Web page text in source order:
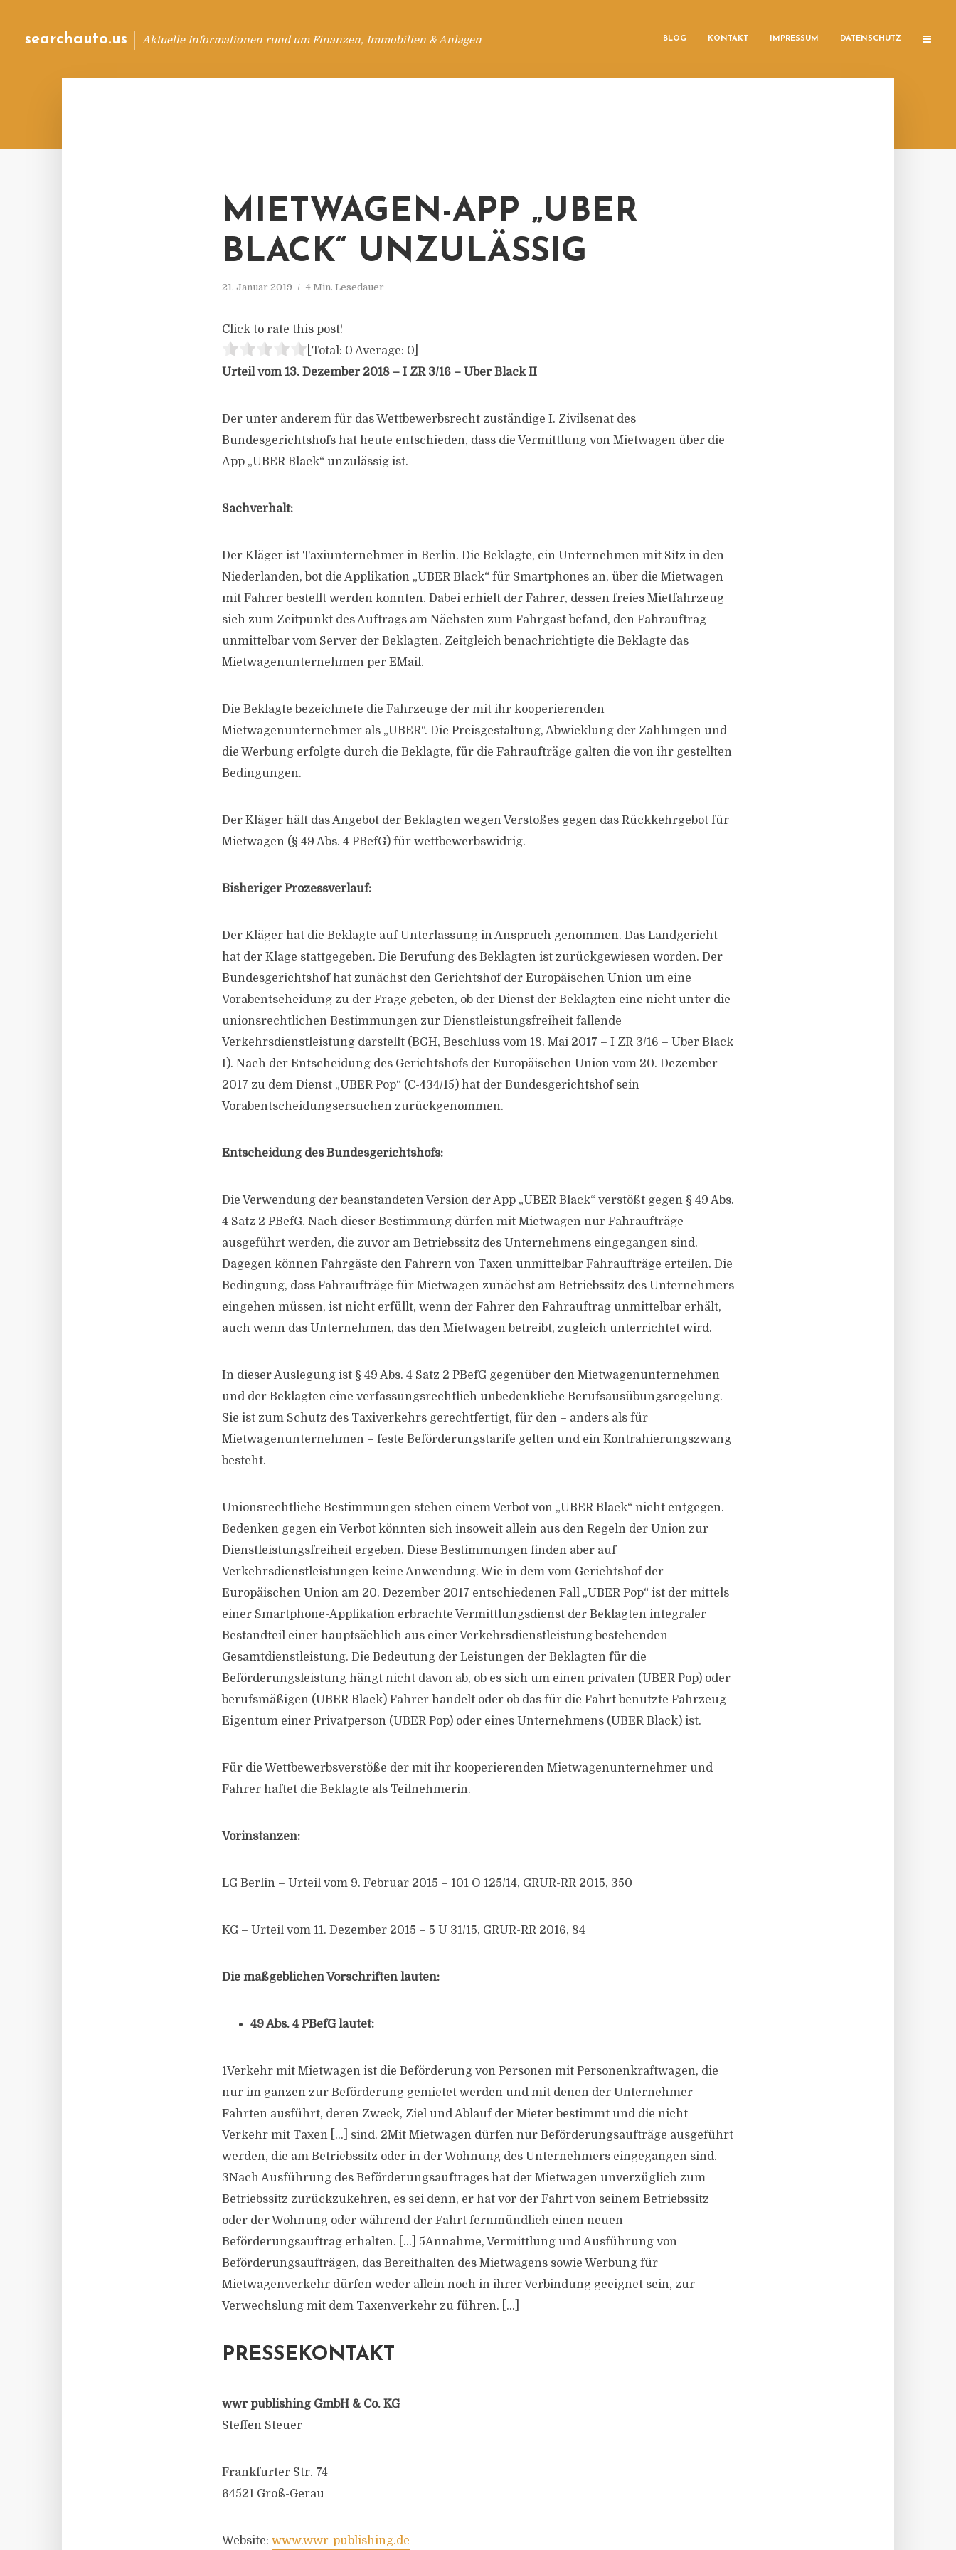
searchauto.us Aktuelle Informationen rund um Finanzen, Immobilien & Anlagen BLOG KONTAKT IMPRESSUM DATENSCHUTZ
MIETWAGEN-APP „UBER
BLACK“ UNZULÄSSIG
21. Januar 2019 4 Min. Lesedauer
Click to rate this post!
[Total: 0 Average: 0
Urteil vom 13. Dezember 2018 – I ZR 3/16 – Uber Black II
Der unter anderem für das Wettbewerbsrecht zuständige I. Zivilsenat des
Bundesgerichtshofs hat heute entschieden, dass die Vermittlung von Mietwagen über die
App „UBER Black“ unzulässig ist.
Sachverhalt:
Der Kläger ist Taxiunternehmer in Berlin. Die Beklagte, ein Unternehmen mit Sitz in den
Niederlanden, bot die Applikation „UBER Black“ für Smartphones an, über die Mietwagen
mit Fahrer bestellt werden konnten. Dabei erhielt der Fahrer, dessen freies Mietfahrzeug
sich zum Zeitpunkt des Auftrags am Nächsten zum Fahrgast befand, den Fahrauftrag
unmittelbar vom Server der Beklagten. Zeitgleich benachrichtigte die Beklagte das
Mietwagenunternehmen per EMail.
Die Beklagte bezeichnete die Fahrzeuge der mit ihr kooperierenden
Mietwagenunternehmer als „UBER“. Die Preisgestaltung, Abwicklung der Zahlungen und
die Werbung erfolgte durch die Beklagte, für die Fahraufträge galten die von ihr gestellten
Bedingungen.
Der Kläger hält das Angebot der Beklagten wegen Verstoßes gegen das Rückkehrgebot für
Mietwagen (§ 49 Abs. 4 PBefG) für wettbewerbswidrig.
Bisheriger Prozessverlauf:
Der Kläger hat die Beklagte auf Unterlassung in Anspruch genommen. Das Landgericht
hat der Klage stattgegeben. Die Berufung des Beklagten ist zurückgewiesen worden. Der
Bundesgerichtshof hat zunächst den Gerichtshof der Europäischen Union um eine
Vorabentscheidung zu der Frage gebeten, ob der Dienst der Beklagten eine nicht unter die
unionsrechtlichen Bestimmungen zur Dienstleistungsfreiheit fallende
Verkehrsdienstleistung darstellt (BGH, Beschluss vom 18. Mai 2017 – I ZR 3/16 – Uber Black
I). Nach der Entscheidung des Gerichtshofs der Europäischen Union vom 20. Dezember
2017 zu dem Dienst „UBER Pop“ (C-434/15) hat der Bundesgerichtshof sein
Vorabentscheidungsersuchen zurückgenommen.
Entscheidung des Bundesgerichtshofs:
Die Verwendung der beanstandeten Version der App „UBER Black“ verstößt gegen § 49 Abs.
4 Satz 2 PBefG. Nach dieser Bestimmung dürfen mit Mietwagen nur Fahraufträge
ausgeführt werden, die zuvor am Betriebssitz des Unternehmens eingegangen sind.
Dagegen können Fahrgäste den Fahrern von Taxen unmittelbar Fahraufträge erteilen. Die
Bedingung, dass Fahraufträge für Mietwagen zunächst am Betriebssitz des Unternehmers
eingehen müssen, ist nicht erfüllt, wenn der Fahrer den Fahrauftrag unmittelbar erhält,
auch wenn das Unternehmen, das den Mietwagen betreibt, zugleich unterrichtet wird.
In dieser Auslegung ist § 49 Abs. 4 Satz 2 PBefG gegenüber den Mietwagenunternehmen
und der Beklagten eine verfassungsrechtlich unbedenkliche Berufsausübungsregelung.
Sie ist zum Schutz des Taxiverkehrs gerechtfertigt, für den – anders als für
Mietwagenunternehmen – feste Beförderungstarife gelten und ein Kontrahierungszwang
besteht.
Unionsrechtliche Bestimmungen stehen einem Verbot von „UBER Black“ nicht entgegen.
Bedenken gegen ein Verbot könnten sich insoweit allein aus den Regeln der Union zur
Dienstleistungsfreiheit ergeben. Diese Bestimmungen finden aber auf
Verkehrsdienstleistungen keine Anwendung. Wie in dem vom Gerichtshof der
Europäischen Union am 20. Dezember 2017 entschiedenen Fall „UBER Pop“ ist der mittels
einer Smartphone-Applikation erbrachte Vermittlungsdienst der Beklagten integraler
Bestandteil einer hauptsächlich aus einer Verkehrsdienstleistung bestehenden
Gesamtdienstleistung. Die Bedeutung der Leistungen der Beklagten für die
Beförderungsleistung hängt nicht davon ab, ob es sich um einen privaten (UBER Pop) oder
berufsmäßigen (UBER Black) Fahrer handelt oder ob das für die Fahrt benutzte Fahrzeug
Eigentum einer Privatperson (UBER Pop) oder eines Unternehmens (UBER Black) ist.
Für die Wettbewerbsverstöße der mit ihr kooperierenden Mietwagenunternehmer und
Fahrer haftet die Beklagte als Teilnehmerin.
Vorinstanzen:
LG Berlin – Urteil vom 9. Februar 2015 – 101 O 125/14, GRUR-RR 2015, 350
KG – Urteil vom 11. Dezember 2015 – 5 U 31/15, GRUR-RR 2016, 84
Die maßgeblichen Vorschriften lauten:
49 Abs. 4 PBefG lautet:
1Verkehr mit Mietwagen ist die Beförderung von Personen mit Personenkraftwagen, die
nur im ganzen zur Beförderung gemietet werden und mit denen der Unternehmer
Fahrten ausführt, deren Zweck, Ziel und Ablauf der Mieter bestimmt und die nicht
Verkehr mit Taxen […] sind. 2Mit Mietwagen dürfen nur Beförderungsaufträge ausgeführt
werden, die am Betriebssitz oder in der Wohnung des Unternehmers eingegangen sind.
3Nach Ausführung des Beförderungsauftrages hat der Mietwagen unverzüglich zum
Betriebssitz zurückzukehren, es sei denn, er hat vor der Fahrt von seinem Betriebssitz
oder der Wohnung oder während der Fahrt fernmündlich einen neuen
Beförderungsauftrag erhalten. […] 5Annahme, Vermittlung und Ausführung von
Beförderungsaufträgen, das Bereithalten des Mietwagens sowie Werbung für
Mietwagenverkehr dürfen weder allein noch in ihrer Verbindung geeignet sein, zur
Verwechslung mit dem Taxenverkehr zu führen. […]
PRESSEKONTAKT
wwr publishing GmbH & Co. KG
Steffen Steuer
Frankfurter Str. 74
64521 Groß-Gerau
Website: www.wwr-publishing.de